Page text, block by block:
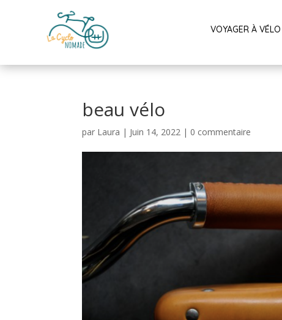
VOYAGER À VÉLO
beau vélo
par Laura | Juin 14, 2022 | 0 commentaire